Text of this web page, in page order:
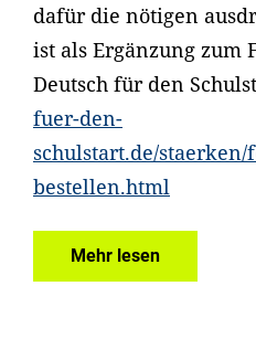
dafür die nötigen
ist als Ergänzung zum
Deutsch für den
fuer-den-
schulstart.de/
bestellen.html
Mehr lesen